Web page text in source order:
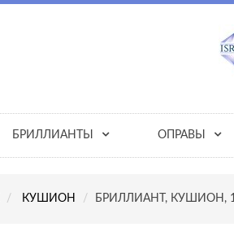
БРИЛЛИАНТЫ ОПРАВЫ
КУШИОН БРИЛЛИАНТ, КУШИОН,